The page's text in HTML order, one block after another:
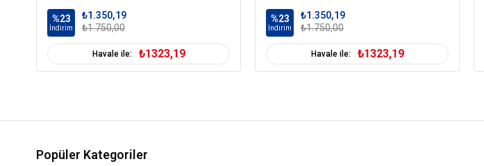
%23
İndirim
₺1.350,19
₺1.750,00
Havale ile: ₺1323,19
%23
İndirim
₺1.350,19
₺1.750,00
Havale ile: ₺1323,19
Popüler Kategoriler